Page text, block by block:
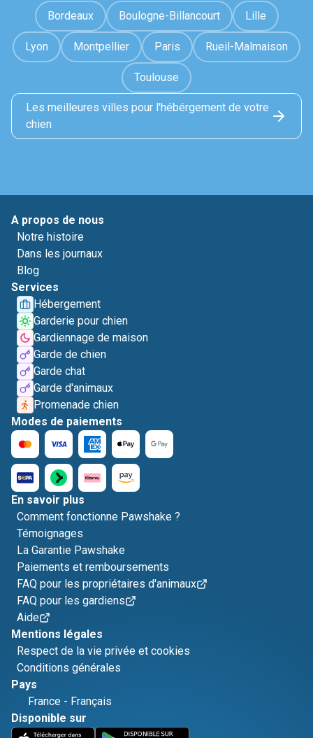
Bordeaux Boulogne-Billancourt Lille
Lyon Montpellier Paris Rueil-Malmaison
Toulouse
Les meilleures villes pour l'hébérgement de votre
chien
A propos de nous
Notre histoire
Dans les journaux
Blog
Services
Hébergement
Garderie pour chien
Gardiennage de maison
Garde de chien
Garde chat
Garde d'animaux
Promenade chien
Modes de paiements
En savoir plus
Comment fonctionne Pawshake ?
Témoignages
La Garantie Pawshake
Paiements et remboursements
FAQ pour les propriétaires d'animaux
FAQ pour les gardiens
Aide
Mentions légales
Respect de la vie privée et cookies
Conditions générales
Pays
France - Français
Disponible sur